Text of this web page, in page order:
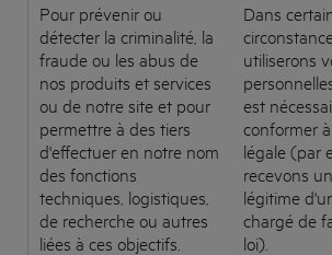
Pour prévenir ou
détecter la criminalité, la
fraude ou les abus de
nos produits et services
ou de notre site et pour
permettre à des tiers
d'effectuer en notre nom
des fonctions
techniques, logistiques,
de recherche ou autres
liées à ces objectifs.
Dans
utiliserons
est
conformer
légale (par
recevons
légitime
chargé de
loi).